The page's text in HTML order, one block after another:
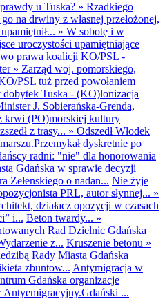
u Tuska? » Rzadkiego
na drwiny z własnej przełożonej,
» W sobotę i w
uroczystości upamiętniające
prawa koalicji KO/PSL -
» Zarząd woj. pomorskiego,
PSL tuż przed powołaniem
Tuska - (KO)lonizacja
J. Sobierańska-Grenda,
krwi (PO)morskiej kultury
z trasy... » Odszedł Włodek
dyskretnie po
radni: "nie" dla honorowania
Gdańska w sprawie decyzji
Zełenskiego o nadan... Nie żyje
PRL, autor słynnej... »
działacz opozycji w czasach
i... Beton twardy... »
Rad Dzielnic Gdańska
z... Kruszenie betonu »
Rady Miasta Gdańska
zbuntow... Antymigracja w
Gdańska organizacje
Antyemigracyjny.Gdański ...